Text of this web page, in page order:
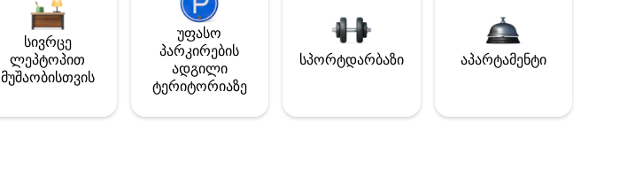
სივრცე
ლეპტოპით
მუშაობისთვის
უფასო
პარკირების
ადგილი
ტერიტორიაზე
სპორტდარბაზი აპარტამენტი